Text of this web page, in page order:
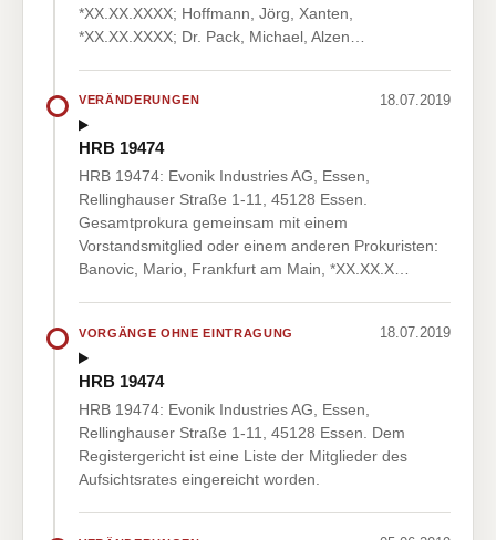
*XX.XX.XXXX; Hoffmann, Jörg, Xanten,
*XX.XX.XXXX; Dr. Pack, Michael, Alzen…
VERÄNDERUNGEN 18.07.2019
HRB 19474
HRB 19474: Evonik Industries AG, Essen,
Rellinghauser Straße 1-11, 45128 Essen.
Gesamtprokura gemeinsam mit einem
Vorstandsmitglied oder einem anderen Prokuristen:
Banovic, Mario, Frankfurt am Main, *XX.XX.X…
VORGÄNGE OHNE EINTRAGUNG 18.07.2019
HRB 19474
HRB 19474: Evonik Industries AG, Essen,
Rellinghauser Straße 1-11, 45128 Essen. Dem
Registergericht ist eine Liste der Mitglieder des
Aufsichtsrates eingereicht worden.